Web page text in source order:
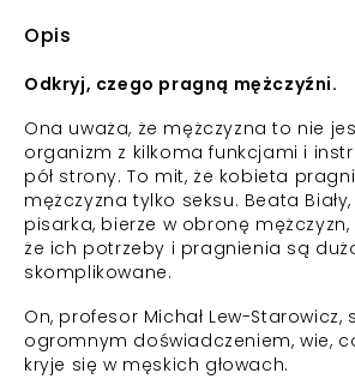
Opis
Odkryj, czego pragną mężczyźni.
Ona uważa, że mężczyzna to nie
organizm z kilkoma funkcjami i
pół strony. To mit, że kobieta
mężczyzna tylko seksu. Beata
pisarka, bierze w obronę
że ich potrzeby i pragnienia są
skomplikowane.
On, profesor Michał Lew-Starowicz,
ogromnym doświadczeniem, wie,
kryje się w męskich głowach.